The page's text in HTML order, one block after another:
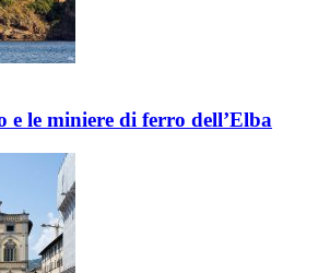
e le miniere di ferro dell’Elba